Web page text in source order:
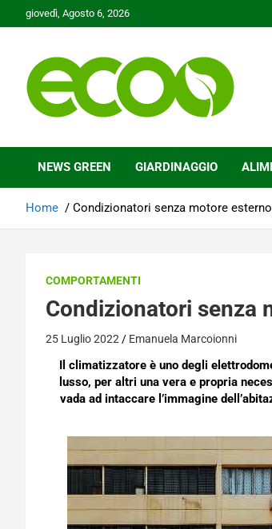
to
giovedì, Agosto 6, 2026
Ecoo.it
NEWS GREEN GIARDINAGGIO
Home Condizionatori senza motore
COMPORTAMENTI
Condizionatori senza
25 Luglio 2022 Emanuela Marcoionni
Il climatizzatore è uno degli
lusso, per altri una vera e propria
vada ad intaccare l’immagine